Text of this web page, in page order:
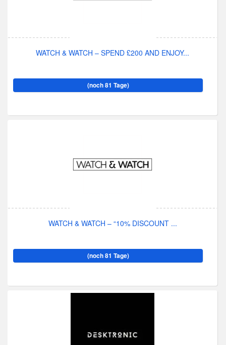
WATCH & WATCH – SPEND £200 AND ENJOY...
(noch 81 Tage)
WATCH & WATCH – “10% DISCOUNT ...
(noch 81 Tage)